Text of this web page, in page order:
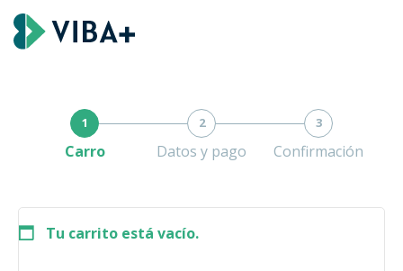
1
Carro
2
Datos y pago
3
Confirmación
Tu carrito está vacío.